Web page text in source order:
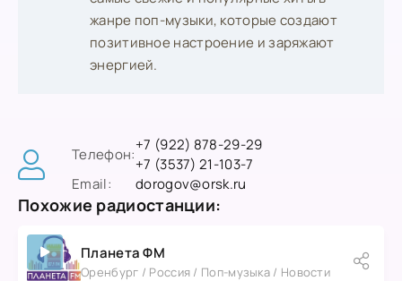
жанре поп-музыки, которые создают
позитивное настроение и заряжают
энергией.
Телефон:
+7 (922) 878-29-29
+7 (3537) 21-103-7
Email:
dorogov@orsk.ru
Похожие радиостанции:
Планета ФМ
Оренбург / Россия / Поп-музыка / Новости